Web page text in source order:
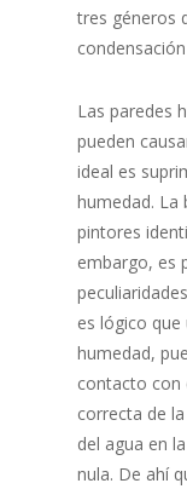
tres géneros
Las paredes
pueden
ideal es
humedad. La
pintores
embargo, es
es lógico que
humedad,
contacto con
correcta de
del agua en
nula. De ahí